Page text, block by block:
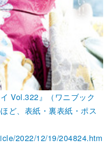
Vol.322』（ワニブック
ど、表紙・裏表紙・ポス
2022/12/19/204824.htm